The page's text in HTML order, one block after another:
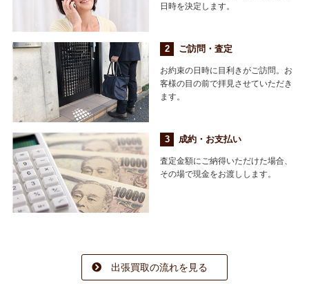
日時を決定します。
ご訪問・査定
お約束の日時に目利きがご訪問。お
客様の目の前で拝見させていただき
ます。
成約・お支払い
査定金額にご納得いただけた場合、
その場で現金をお渡しします。
出張買取の流れを見る